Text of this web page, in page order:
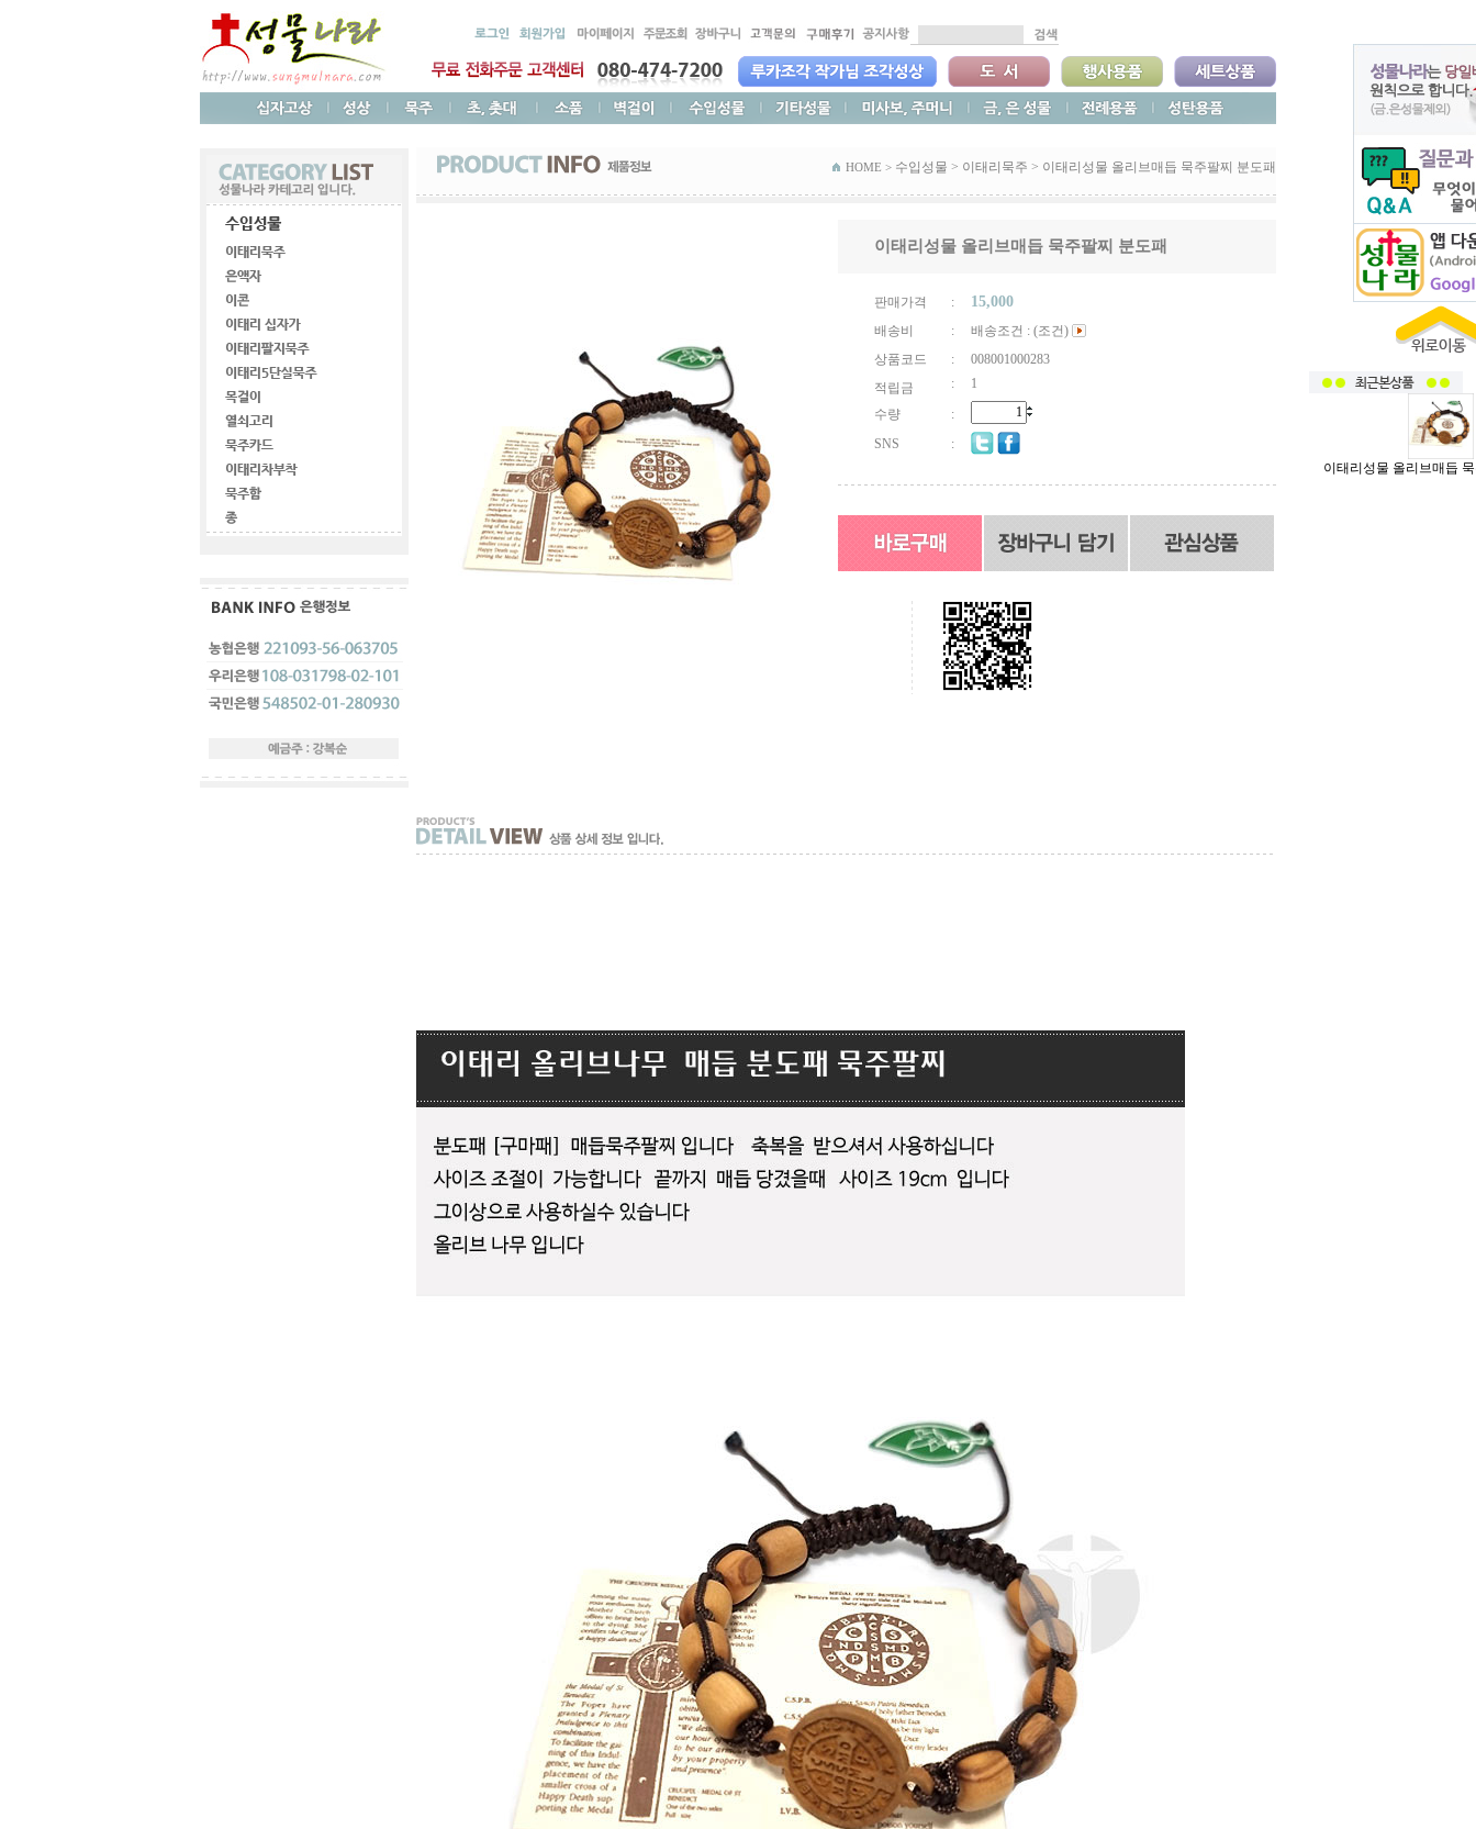
HOME > 수입성물 > 이태리묵주 > 이태리성물 올리브매듭 묵주팔찌 분도패
이태리성물 올리브매듭 묵주팔찌 분도패
판매가격 : 15,000
배송비 :
배송조건 : (조건)
상품코드
:
008001000283
적립금
:
1
수량
:
SNS
:
이태리성물 올리브매듭